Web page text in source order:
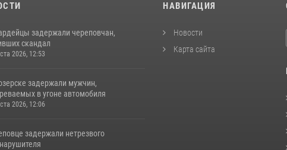
задержали череповчан,
скандал
2026, 12:53
задержали мужчин,
в угоне автомобиля
2026, 12:06
задержали нетрезвого
НАВИГАЦИЯ
Новости
Карта сайта